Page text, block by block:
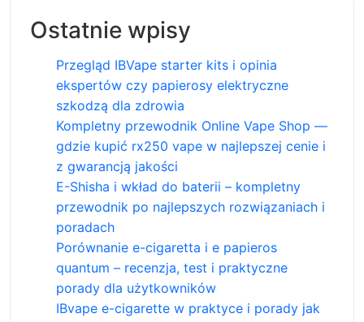
Ostatnie wpisy
Przegląd IBVape starter kits i opinia
ekspertów czy papierosy elektryczne
szkodzą dla zdrowia
Kompletny przewodnik Online Vape Shop —
gdzie kupić rx250 vape w najlepszej cenie i
z gwarancją jakości
E-Shisha i wkład do baterii – kompletny
przewodnik po najlepszych rozwiązaniach i
poradach
Porównanie e-cigaretta i e papieros
quantum – recenzja, test i praktyczne
porady dla użytkowników
IBvape e-cigarette w praktyce i porady jak